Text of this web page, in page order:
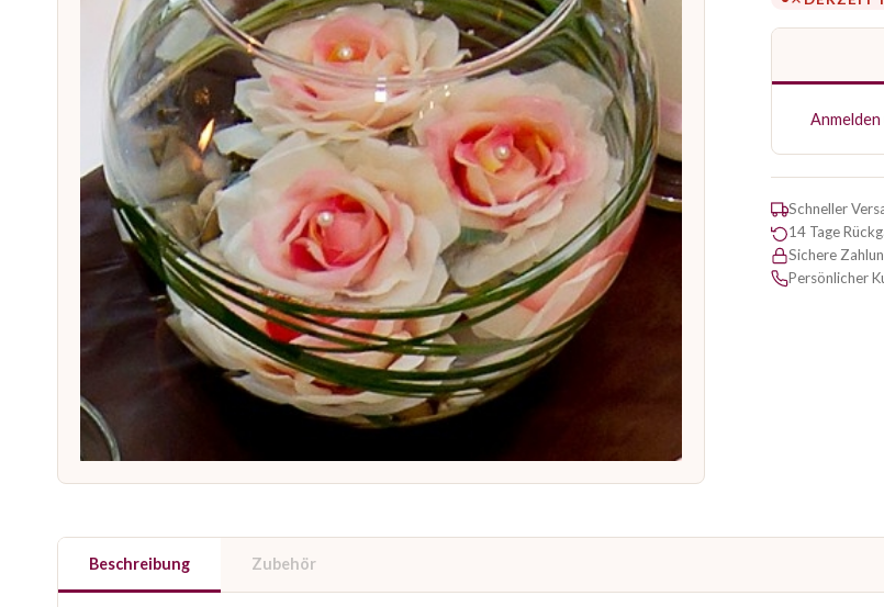
Anmelden
Schneller
14 Tage
Sichere
Persönlicher
Beschreibung Zubehör